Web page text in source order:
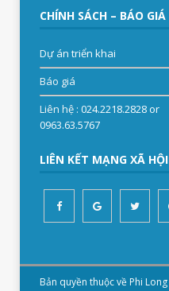
CHÍNH SÁCH – BÁO GIÁ
Dự án triển khai
Báo giá
Liên hệ: 024.2218.2828 or
0963.63.5767
LIÊN KẾT MẠNG XÃ HỘI
Bản quyền thuộc về Phi Long